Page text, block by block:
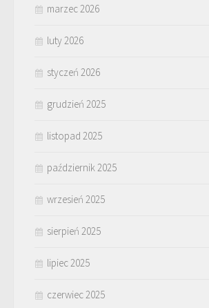
marzec 2026
luty 2026
styczeń 2026
grudzień 2025
listopad 2025
październik 2025
wrzesień 2025
sierpień 2025
lipiec 2025
czerwiec 2025